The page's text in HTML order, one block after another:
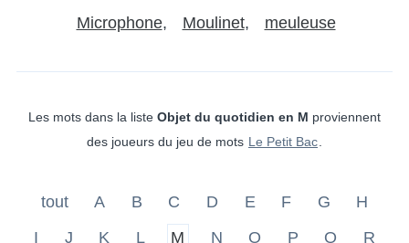
Microphone Moulinet meuleuse
Les mots dans la liste Objet du quotidien en M proviennent
des joueurs du jeu de mots Le Petit Bac
tout A B C D E F G
H
I
J K L M N O P Q R